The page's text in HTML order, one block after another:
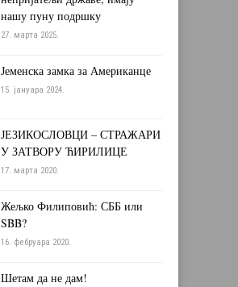
нашу пуну подршку
27. марта 2025.
Јеменска замка за Американце
15. јануара 2024.
ЈЕЗИКОСЛОВЦИ – СТРАЖАРИ
У ЗАТВОРУ ЋИРИЛИЦЕ
17. марта 2020.
Жељко Филиповић: СББ или
SBB?
16. фебруара 2020.
Шетам да не дам!